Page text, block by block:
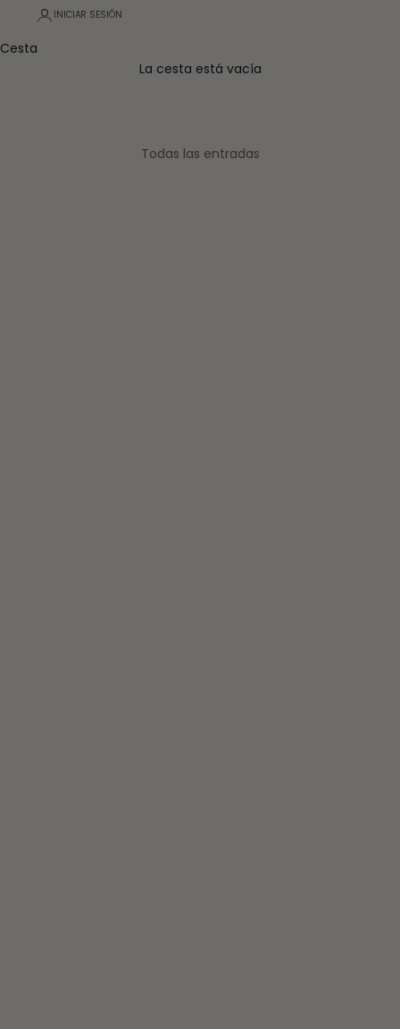
INICIAR SESIÓN
Cesta
La cesta está vacía
Todas las entradas